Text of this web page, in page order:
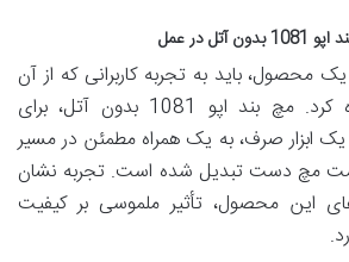
در عمل
محصول، باید به تجربه کاربرانی که از آن
استفاده می کنند نگاه کرد. مچ بند اپو 1081 بدون آتل، برای
از یک ابزار صرف، به یک همراه مطمئن در مسیر
مچ دست تبدیل شده است. تجربه نشان
این محصول، تأثیر ملموسی بر کیفیت